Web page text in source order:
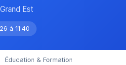
Est
à 11:40
Éducation & Formation